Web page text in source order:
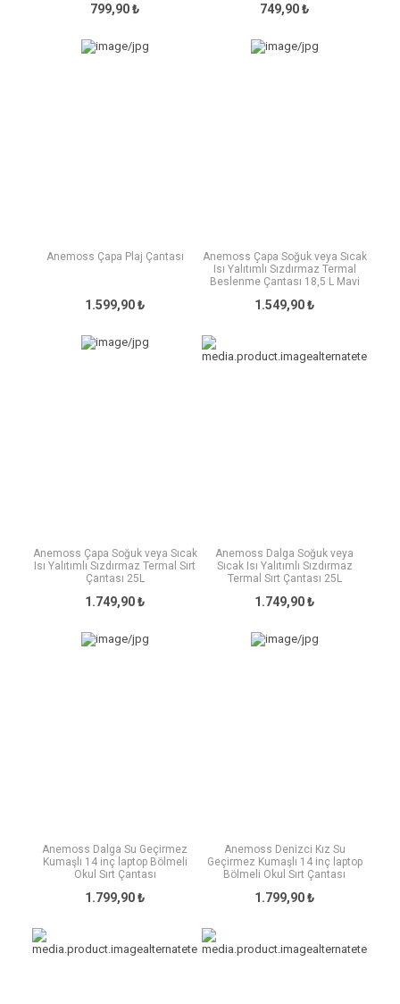
799,90 ₺ 749,90 ₺
Anemoss Çapa Plaj Çantası
1.599,90 ₺
Anemoss Çapa Soğuk veya Sıcak
Isı Yalıtımlı Sızdırmaz Termal
Beslenme Çantası 18,5 L Mavi
1.549,90 ₺
Anemoss Çapa Soğuk veya Sıcak
Isı Yalıtımlı Sızdırmaz Termal Sırt
Çantası 25L
1.749,90 ₺
Anemoss Dalga Soğuk veya
Sıcak Isı Yalıtımlı Sızdırmaz
Termal Sırt Çantası 25L
1.749,90 ₺
Anemoss Dalga Su Geçirmez
Kumaşlı 14 inç laptop Bölmeli
Okul Sırt Çantası
1.799,90 ₺
Anemoss Denizci Kız Su
Geçirmez Kumaşlı 14 inç laptop
Bölmeli Okul Sırt Çantası
1.799,90 ₺